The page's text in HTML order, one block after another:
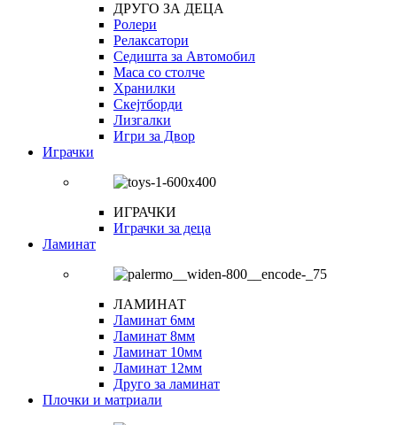
ДРУГО ЗА ДЕЦА
Ролери
Релаксатори
Седишта за Автомобил
Маса со столче
Хранилки
Скејтборди
Лизгалки
Игри за Двор
Играчки
ИГРАЧКИ
Играчки за деца
Ламинат
ЛАМИНАТ
Ламинат 6мм
Ламинат 8мм
Ламинат 10мм
Ламинат 12мм
Друго за ламинат
Плочки и матриали